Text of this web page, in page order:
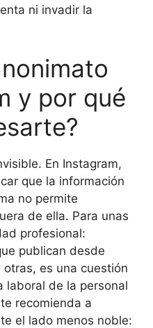
ni invadir la
y por qué
En Instagram,
que la información
no permite
de ella. Para unas
profesional:
publican desde
es una cuestión
laboral de la personal
recomienda a
el lado menos noble: